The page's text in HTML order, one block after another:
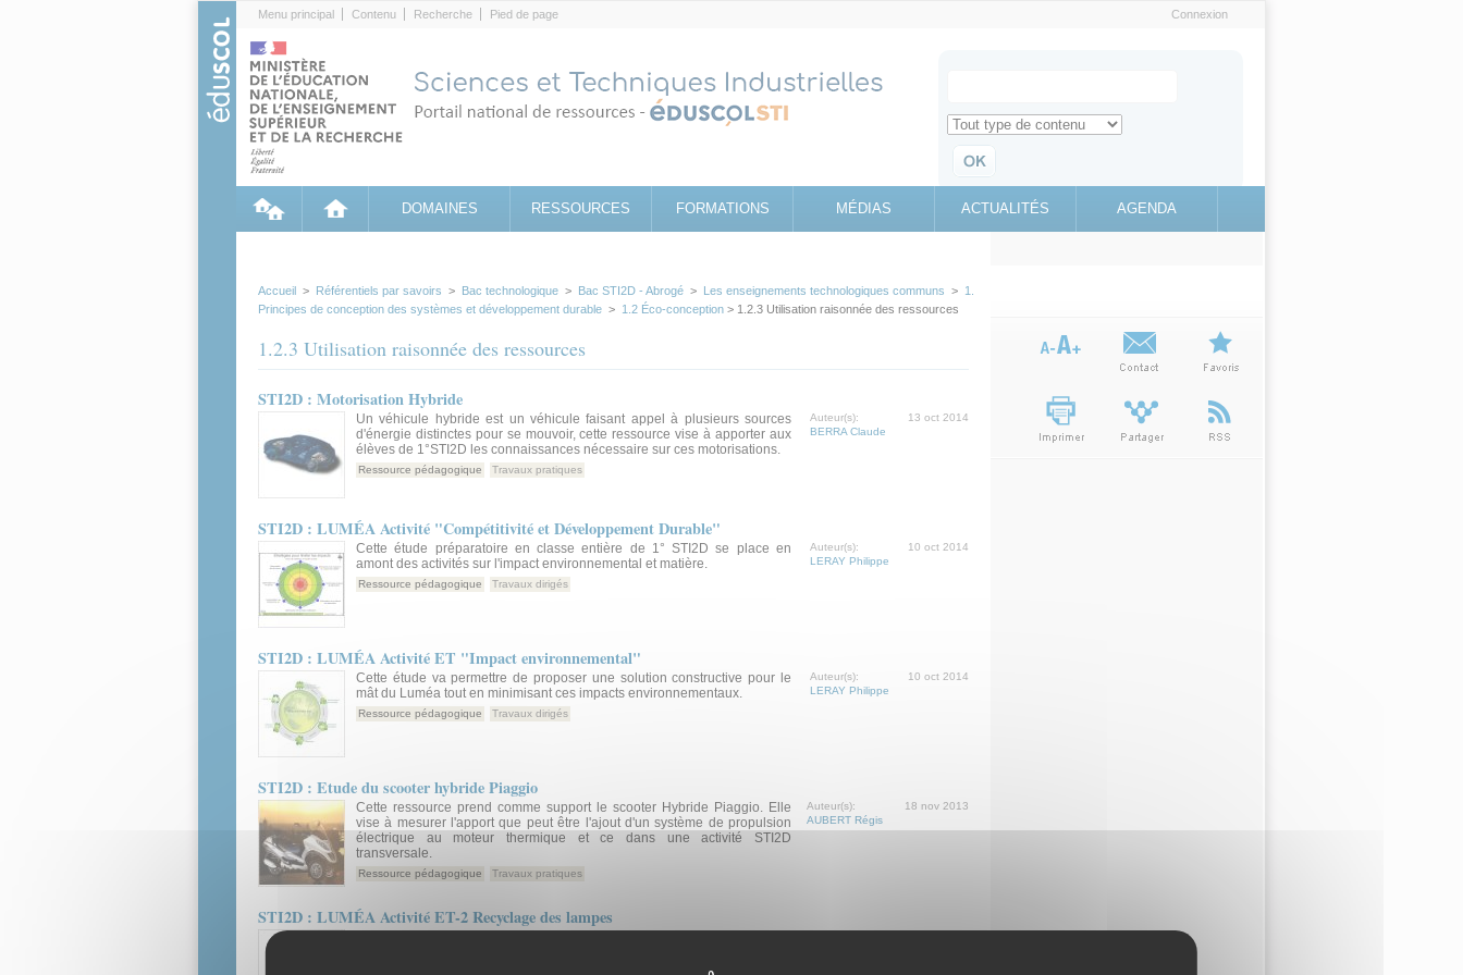
Menu principal Contenu Recherche Pied de page Connexion
Search for
Retrouvez toute l'information sur le site education.gouv.fr
DOMAINES RESSOURCES FORMATIONS MÉDIAS ACTUALITÉS AGENDA
Accueil > Référentiels par savoirs > Bac technologique > Bac STI2D - Abrogé > Les enseignements technologiques communs > 1.
Principes de conception des systèmes et développement durable > 1.2 Éco-conception > 1.2.3 Utilisation raisonnée des ressources
1.2.3 Utilisation raisonnée des ressources
STI2D : Motorisation Hybride
13 oct 2014
Auteur(s):
BERRA Claude
Un véhicule hybride est un véhicule faisant appel à plusieurs sources
d'énergie distinctes pour se mouvoir, cette ressource vise à apporter aux
élèves de 1°STI2D les connaissances nécessaire sur ces motorisations.
Ressource pédagogique Travaux pratiques
STI2D : LUMÉA Activité "Compétitivité et Développement Durable"
10 oct 2014
Auteur(s):
LERAY Philippe
Cette étude préparatoire en classe entière de 1° STI2D se place en
amont des activités sur l'impact environnemental et matière.
Ressource pédagogique Travaux dirigés
STI2D : LUMÉA Activité ET "Impact environnemental"
10 oct 2014
Auteur(s):
LERAY Philippe
Cette étude va permettre de proposer une solution constructive pour le
mât du Luméa tout en minimisant ces impacts environnementaux.
Ressource pédagogique Travaux dirigés
STI2D : Etude du scooter hybride Piaggio
18 nov 2013
Auteur(s):
AUBERT Régis
Cette ressource prend comme support le scooter Hybride Piaggio. Elle
vise à mesurer l'apport que peut être l'ajout d'un système de propulsion
électrique au moteur thermique et ce dans une activité STI2D
transversale.
Ressource pédagogique Travaux pratiques
STI2D : LUMÉA Activité ET-2 Recyclage des lampes